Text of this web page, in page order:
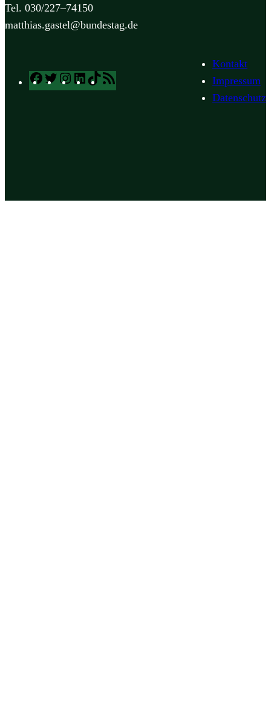
Tel. 030/227–74150
matthias.gastel@bundestag.de
Facebook
TwitterInstagram
LinkedIn
TikTok
Kontakt
Impressum
Datenschutz